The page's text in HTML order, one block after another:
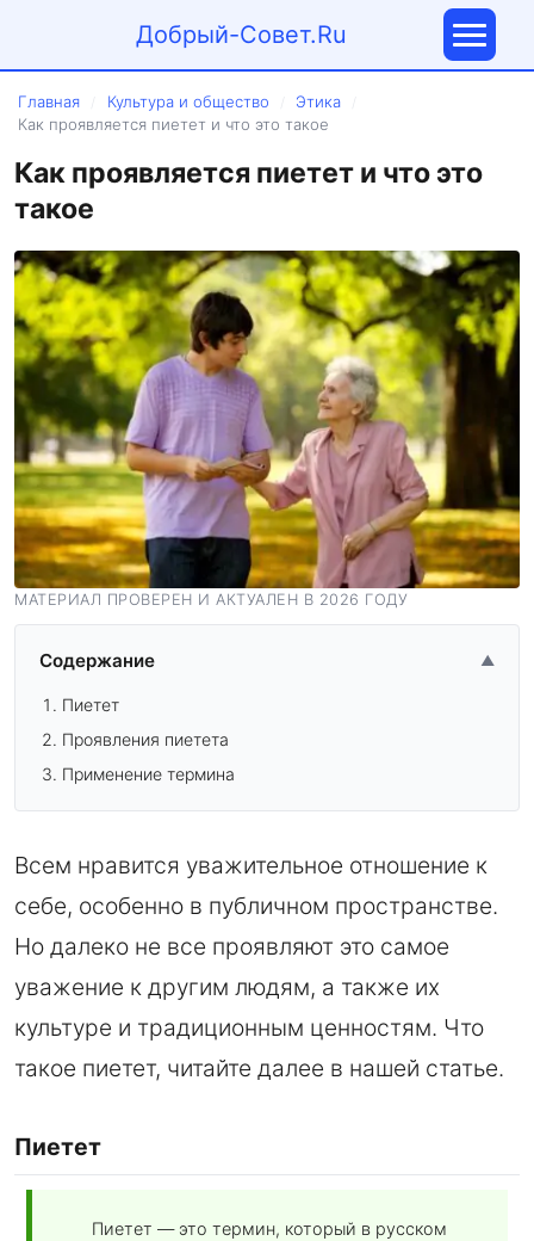
Добрый-Совет.Ru
Главная Культура и общество Этика
Как проявляется пиетет и что это такое
Как проявляется пиетет и что это
такое
МАТЕРИАЛ ПРОВЕРЕН И АКТУАЛЕН В 2026 ГОДУ
Содержание ▲
Пиетет
Проявления пиетета
Применение термина
Всем нравится уважительное отношение к
себе, особенно в публичном пространстве.
Но далеко не все проявляют это самое
уважение к другим людям, а также их
культуре и традиционным ценностям. Что
такое пиетет, читайте далее в нашей статье.
Пиетет
Пиетет — это термин, который в русском